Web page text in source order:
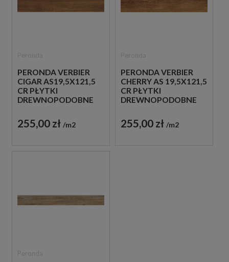
PERONDA VERBIER
CIGAR AS19,5X121,5
CR PŁYTKI
DREWNOPODOBNE
255,00 zł m2
PERONDA VERBIER
CHERRY AS 19,5X121,5
CR PŁYTKI
DREWNOPODOBNE
255,00 zł m2